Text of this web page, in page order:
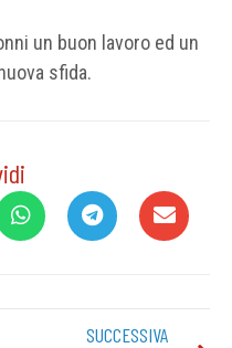
un buon lavoro ed un
sfida.
SUCCESSIVA